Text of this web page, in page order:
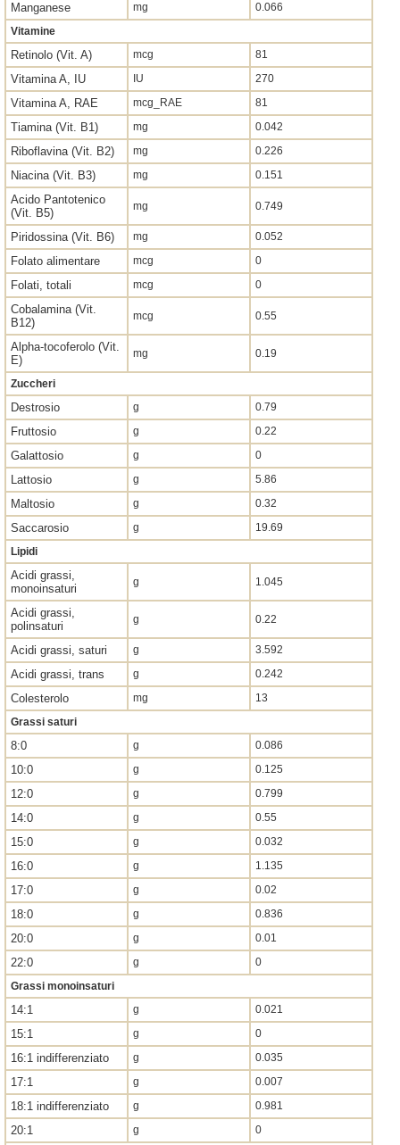
Manganese mg
0.066
Vitamine
Retinolo (Vit. A) mcg 81
Vitamina A, IU IU 270
Vitamina A, RAE mcg_RAE 81
Tiamina (Vit. B1) mg 0.042
Riboflavina (Vit. B2) mg 0.226
Niacina (Vit. B3) mg 0.151
Acido Pantotenico
(Vit. B5)
mg 0.749
Piridossina (Vit. B6) mg 0.052
Folato alimentare mcg 0
Folati, totali mcg 0
Cobalamina (Vit.
B12)
mcg 0.55
Alpha-tocoferolo (Vit.
E)
mg 0.19
Zuccheri
Destrosio g 0.79
Fruttosio g 0.22
Galattosio g 0
Lattosio g 5.86
Maltosio g 0.32
Saccarosio g
19.69
Lipidi
Acidi grassi,
monoinsaturi
g 1.045
Acidi grassi,
polinsaturi
g 0.22
Acidi grassi, saturi g 3.592
Acidi grassi, trans g 0.242
Colesterolo mg
13
Grassi saturi
8:0 g 0.086
10:0 g 0.125
12:0 g 0.799
14:0 g 0.55
15:0 g 0.032
16:0 g 1.135
17:0 g 0.02
18:0 g 0.836
20:0 g 0.01
22:0 g
0
Grassi monoinsaturi
14:1 g 0.021
15:1 g 0
16:1 indifferenziato g 0.035
17:1 g 0.007
18:1 indifferenziato g 0.981
20:1 g 0